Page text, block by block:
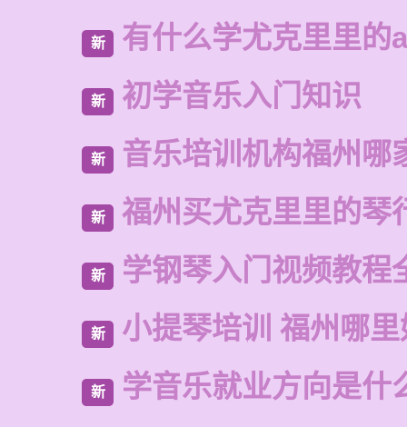
新 有什么学尤克里里的
新 初学音乐入门知识
新 音乐培训机构福州哪
新 福州买尤克里里的琴
新 学钢琴入门视频教程
新 小提琴培训 福州哪
新 学音乐就业方向是什